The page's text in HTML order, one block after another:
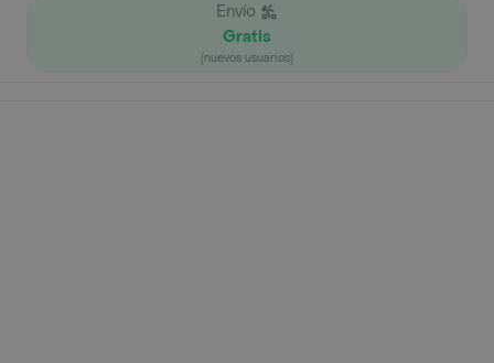
Envío
Gratis
(nuevos usuarios)